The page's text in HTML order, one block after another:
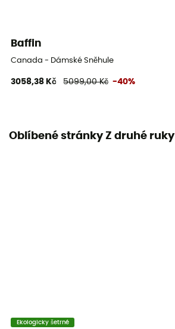
Baffin
Canada - Dámské Sněhule
3058,38 Kč 5099,00 Kč -40%
Oblíbené stránky Z druhé ruky
Ekologicky šetrné